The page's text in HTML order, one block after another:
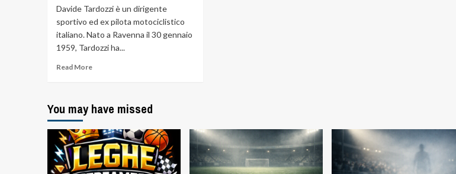
Davide Tardozzi è un dirigente
sportivo ed ex pilota motociclistico
italiano. Nato a Ravenna il 30 gennaio
1959, Tardozzi ha...
Read More
You may have missed